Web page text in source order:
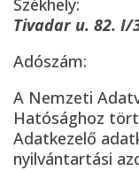
Tivadar u. 82. I/
Adószám:
A Nemzeti
Hatósághoz
Adatkezelő
nyilvántartási